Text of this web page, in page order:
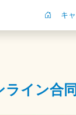
キ
イン合